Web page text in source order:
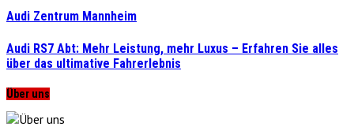
Audi Zentrum Mannheim
Audi RS7 Abt: Mehr Leistung, mehr Luxus – Erfahren Sie alles
über das ultimative Fahrerlebnis
Über uns